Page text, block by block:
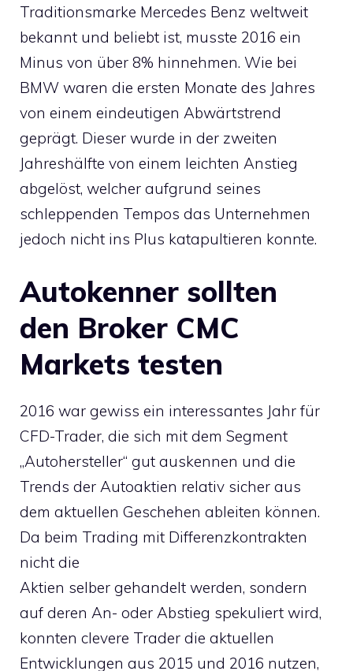
Traditionsmarke Mercedes Benz weltweit
bekannt und beliebt ist, musste 2016 ein
Minus von über 8% hinnehmen. Wie bei
BMW waren die ersten Monate des Jahres
von einem eindeutigen Abwärtstrend
geprägt. Dieser wurde in der zweiten
Jahreshälfte von einem leichten Anstieg
abgelöst, welcher aufgrund seines
schleppenden Tempos das Unternehmen
jedoch nicht ins Plus katapultieren konnte.
Autokenner sollten
den Broker CMC
Markets testen
2016 war gewiss ein interessantes Jahr für
CFD-Trader, die sich mit dem Segment
„Autohersteller“ gut auskennen und die
Trends der Autoaktien relativ sicher aus
dem aktuellen Geschehen ableiten können.
Da beim Trading mit Differenzkontrakten
nicht die
Aktien selber gehandelt werden, sondern
auf deren An- oder Abstieg spekuliert wird,
konnten clevere Trader die aktuellen
Entwicklungen aus 2015 und 2016 nutzen,